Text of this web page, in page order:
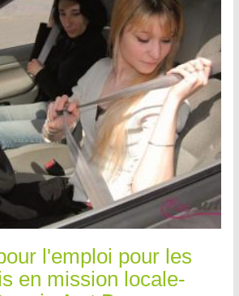
l'emploi pour les
en mission locale-